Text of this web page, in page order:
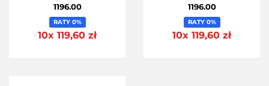
1196.00
RATY 0%
10x 119,60 zł
1196.00
RATY 0%
10x 119,60 zł